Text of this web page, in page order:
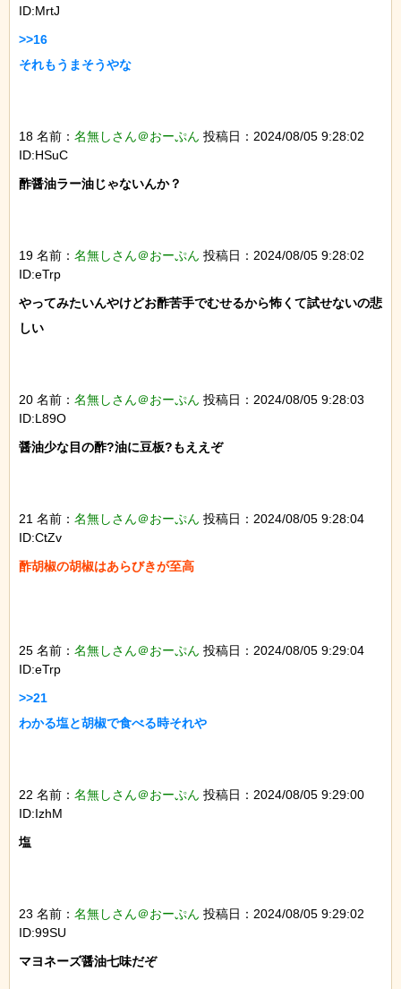
ID:MrtJ
>>16
それもうまそうやな
18 名前： 名無しさん＠おーぷん 投稿日：2024/08/05 9:28:02
ID:HSuC
酢醤油ラー油じゃないんか？
19 名前： 名無しさん＠おーぷん 投稿日：2024/08/05 9:28:02
ID:eTrp
やってみたいんやけどお酢苦手でむせるから怖くて試せないの悲
しい
20 名前： 名無しさん＠おーぷん 投稿日：2024/08/05 9:28:03
ID:L89O
醤油少な目の酢?油に豆板?もええぞ
21 名前： 名無しさん＠おーぷん 投稿日：2024/08/05 9:28:04
ID:CtZv
酢胡椒の胡椒はあらびきが至高
25 名前： 名無しさん＠おーぷん 投稿日：2024/08/05 9:29:04
ID:eTrp
>>21
わかる塩と胡椒で食べる時それや
22 名前： 名無しさん＠おーぷん 投稿日：2024/08/05 9:29:00
ID:IzhM
塩
23 名前： 名無しさん＠おーぷん 投稿日：2024/08/05 9:29:02
ID:99SU
マヨネーズ醤油七味だぞ